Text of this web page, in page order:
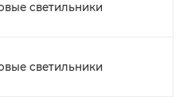
светильники
светильники